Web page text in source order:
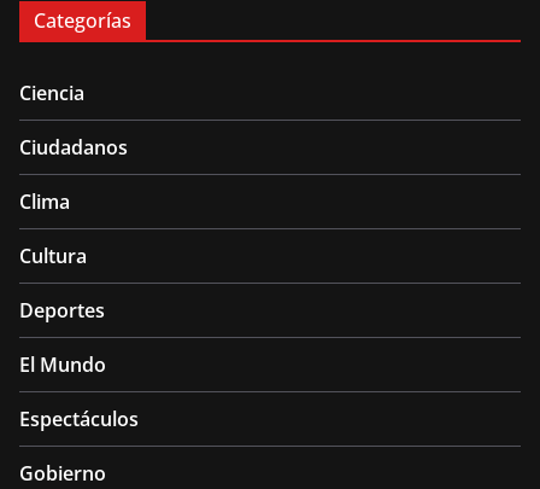
Categorías
Ciencia
Ciudadanos
Clima
Cultura
Deportes
El Mundo
Espectáculos
Gobierno